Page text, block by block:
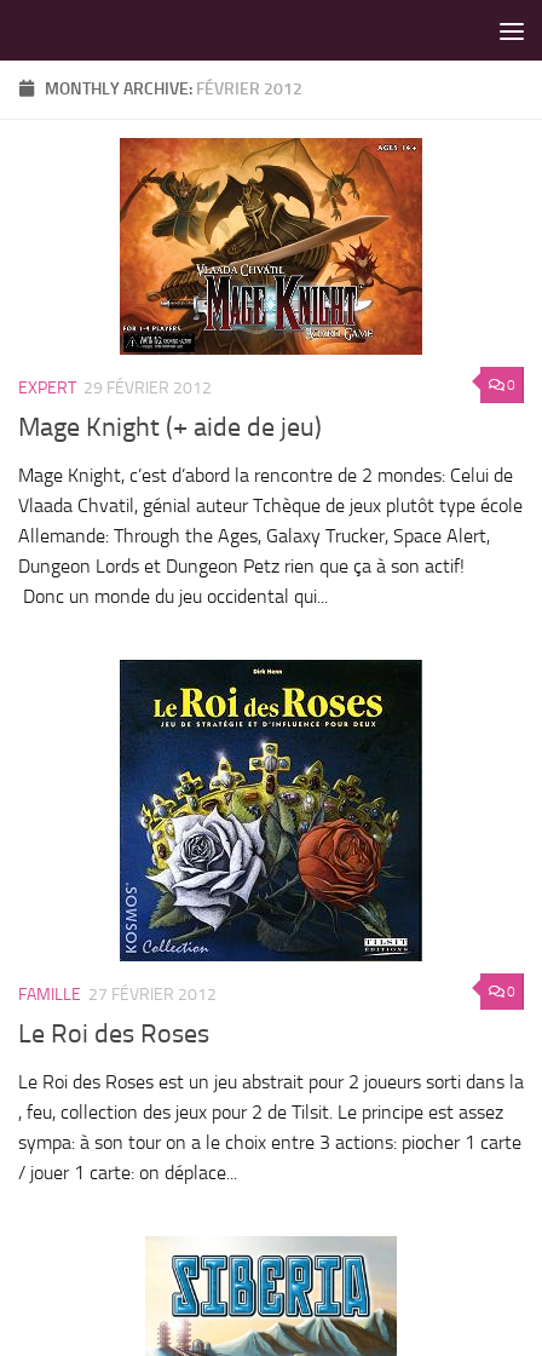
MONTHLY ARCHIVE: FÉVRIER 2012
0
EXPERT 29 FÉVRIER 2012
Mage Knight (+ aide de jeu)
Mage Knight, c’est d’abord la rencontre de 2 mondes: Celui de
Vlaada Chvatil, génial auteur Tchèque de jeux plutôt type école
Allemande: Through the Ages, Galaxy Trucker, Space Alert,
Dungeon Lords et Dungeon Petz rien que ça à son actif!
Donc un monde du jeu occidental qui...
0
FAMILLE 27 FÉVRIER 2012
Le Roi des Roses
Le Roi des Roses est un jeu abstrait pour 2 joueurs sorti dans la
, feu, collection des jeux pour 2 de Tilsit. Le principe est assez
sympa: à son tour on a le choix entre 3 actions: piocher 1 carte
/ jouer 1 carte: on déplace...